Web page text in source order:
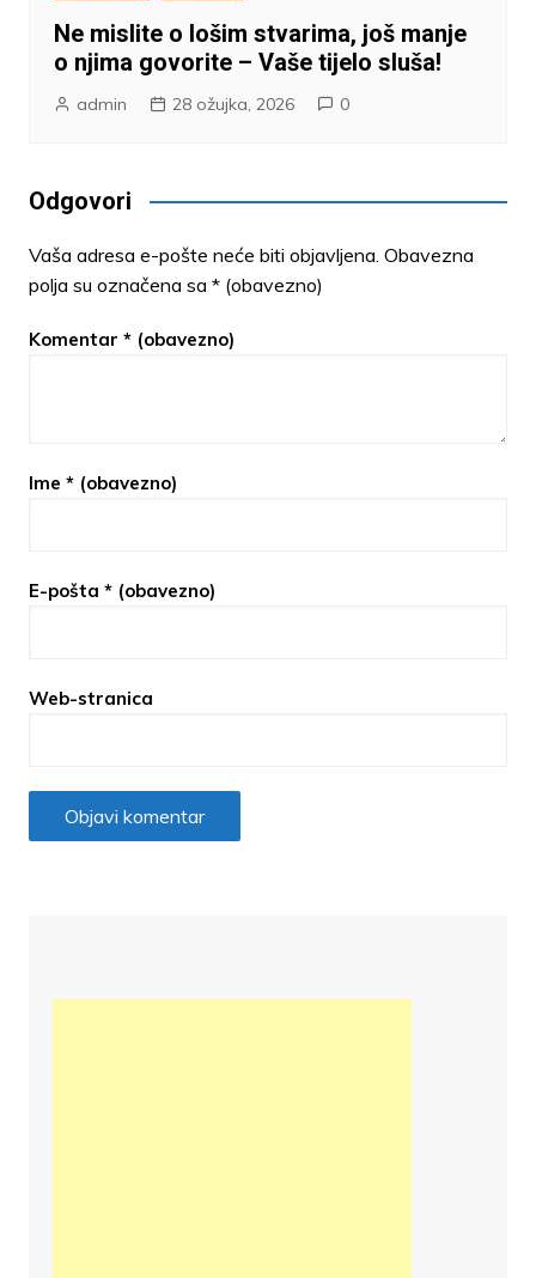
Ne mislite o lošim stvarima, još manje
o njima govorite – Vaše tijelo sluša!
admin 28 ožujka, 2026 0
Odgovori
Vaša adresa e-pošte neće biti objavljena. Obavezna
polja su označena sa * (obavezno)
Komentar * (obavezno)
Ime * (obavezno)
E-pošta * (obavezno)
Web-stranica